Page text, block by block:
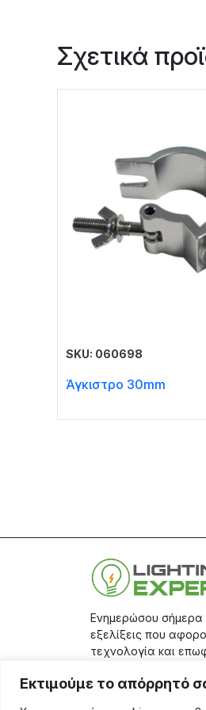
Εκτιμούμε το απόρρητό
Σχετικά
SKU: 060698
Άγκιστρο 30mm
Ενημερώσου σήμερα
εξελίξεις που
τεχνολογία και
την εγγραφή σου